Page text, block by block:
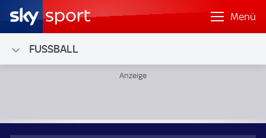
Menü
FUSSBALL